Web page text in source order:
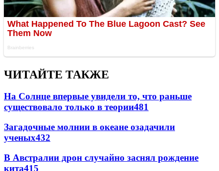
ЧИТАЙТЕ ТАКЖЕ
На Солнце впервые увидели то, что раньше
существовало только в теории481
Загадочные молнии в океане озадачили
ученых432
В Австралии дрон случайно заснял рождение
кита415